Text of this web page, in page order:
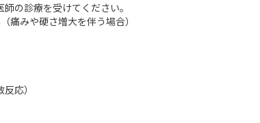
の診療を受けてください。
痛みや硬さ増大を伴う場合）
応）